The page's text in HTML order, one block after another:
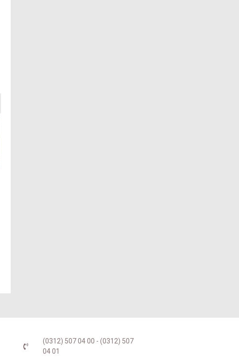
(0312) 507 04 00 - (0312) 507
04 01